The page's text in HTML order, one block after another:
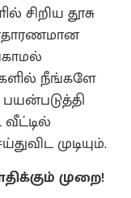
தூசு
நீங்களே
முடியும்.
முறை!